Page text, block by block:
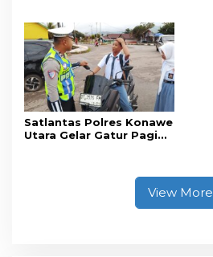
Kesadaran Personel
akan Pentingnya Hidup
Sehat
Satlantas Polres Konawe
Utara Gelar Gatur Pagi
View More